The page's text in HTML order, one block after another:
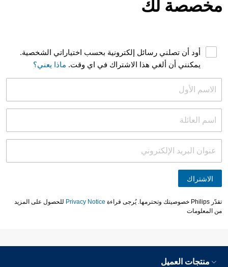
مخصصة لك
أود أن تصلني رسائل إلكترونية بحسب اختياراتي الشخصية.
يمكنني أن ألغي هذا الاشتراك في اي وقت.ماذا يعني؟
الاشتراك
تقدّر Philips خصوصيتك وتحترمها. يُرجى قراءة Privacy Noticeللحصول على المزيد
من المعلومات
منتجات العميل